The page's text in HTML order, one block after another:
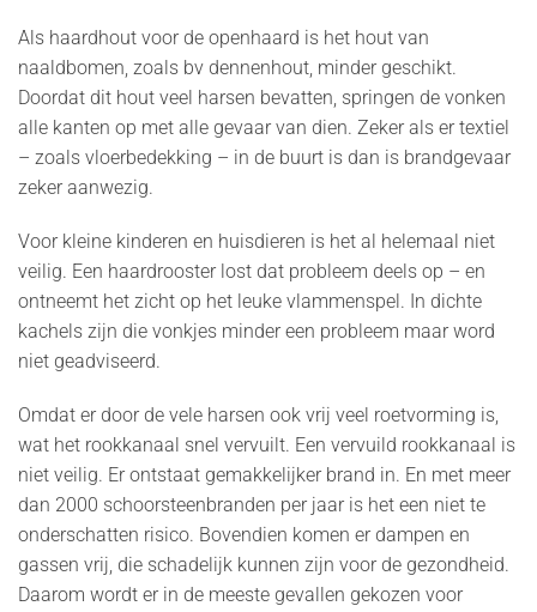
Als haardhout voor de openhaard is het hout van
naaldbomen, zoals bv dennenhout, minder geschikt.
Doordat dit hout veel harsen bevatten, springen de vonken
alle kanten op met alle gevaar van dien. Zeker als er textiel
– zoals vloerbedekking – in de buurt is dan is brandgevaar
zeker aanwezig.
Voor kleine kinderen en huisdieren is het al helemaal niet
veilig. Een haardrooster lost dat probleem deels op – en
ontneemt het zicht op het leuke vlammenspel. In dichte
kachels zijn die vonkjes minder een probleem maar word
niet geadviseerd.
Omdat er door de vele harsen ook vrij veel roetvorming is,
wat het rookkanaal snel vervuilt. Een vervuild rookkanaal is
niet veilig. Er ontstaat gemakkelijker brand in. En met meer
dan 2000 schoorsteenbranden per jaar is het een niet te
onderschatten risico. Bovendien komen er dampen en
gassen vrij, die schadelijk kunnen zijn voor de gezondheid.
Daarom wordt er in de meeste gevallen gekozen voor